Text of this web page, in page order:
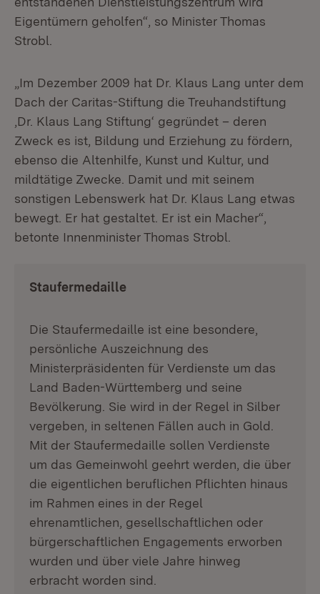
Eigentümern geholfen“, so Minister Thomas
Strobl.
„Im Dezember 2009 hat Dr. Klaus Lang unter dem
Dach der Caritas-Stiftung die Treuhandstiftung
‚Dr. Klaus Lang Stiftung‘ gegründet – deren
Zweck es ist, Bildung und Erziehung zu fördern,
ebenso die Altenhilfe, Kunst und Kultur, und
mildtätige Zwecke. Damit und mit seinem
sonstigen Lebenswerk hat Dr. Klaus Lang etwas
bewegt. Er hat gestaltet. Er ist ein Macher“,
betonte Innenminister Thomas Strobl.
Staufermedaille
Die Staufermedaille ist eine besondere,
persönliche Auszeichnung des
Ministerpräsidenten für Verdienste um das
Land Baden-Württemberg und seine
Bevölkerung. Sie wird in der Regel in Silber
vergeben, in seltenen Fällen auch in Gold.
Mit der Staufermedaille sollen Verdienste
um das Gemeinwohl geehrt werden, die über
die eigentlichen beruflichen Pflichten hinaus
im Rahmen eines in der Regel
ehrenamtlichen, gesellschaftlichen oder
bürgerschaftlichen Engagements erworben
wurden und über viele Jahre hinweg
erbracht worden sind.